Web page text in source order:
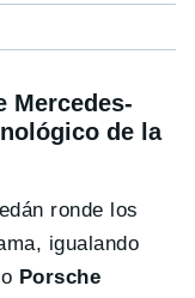
Mercedes-
de la
ronde los
igualando
Porsche